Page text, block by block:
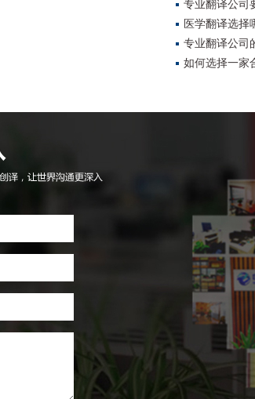
翻译做
专业翻译公司
医学翻译选择
专业翻译公司
如何选择一家